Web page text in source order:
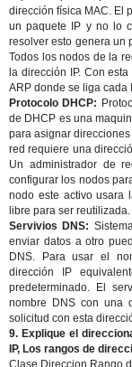
dirección física MAC. El
un paquete IP y no lo
resolver esto genera un
Todos los nodos de la
la dirección IP. Con
ARP donde se liga cada
Protocolo DHCP:
de DHCP es una
para asignar
red requiere una
Un administrador de
configurar los nodos
nodo este activo usara
libre para ser reutilizada.
Servivios DNS:
enviar datos a otro
DNS. Para usar el
dirección IP
predeterminado. El
nombre DNS con una
solicitud con esta
9. Explique el
IP, Los rangos de
Clase Direccion Rango